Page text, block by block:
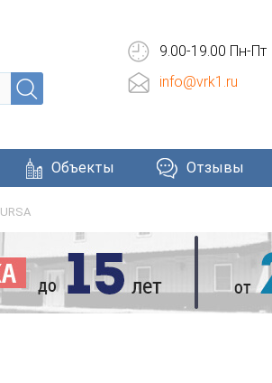
Фасадные системы Окна и
9.00-19.00 Пн-Пт
info@vrk1.ru
Объекты Отзывы
URSA